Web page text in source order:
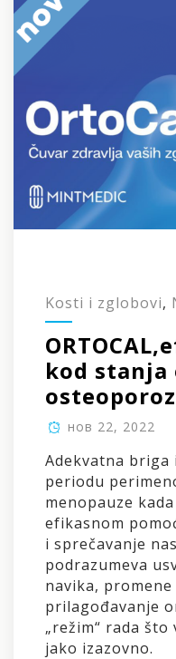
Kosti i zglobovi,
kod
нов 22, 2022
Adekvatna
periodu
menopauze
efikasnom
i sprečavanje
podrazumeva
navika,
prilagođavanje
„režim“ rada
jako izazovno.